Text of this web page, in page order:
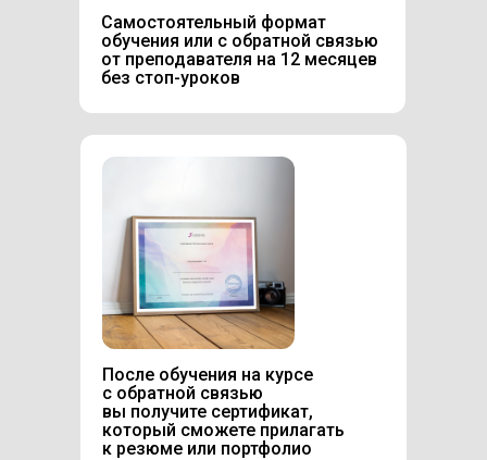
Самостоятельный формат
обучения или с обратной связью
от преподавателя на 12 месяцев
без стоп-уроков
После обучения на курсе
с обратной связью
вы получите сертификат,
который сможете прилагать
к резюме или портфолио